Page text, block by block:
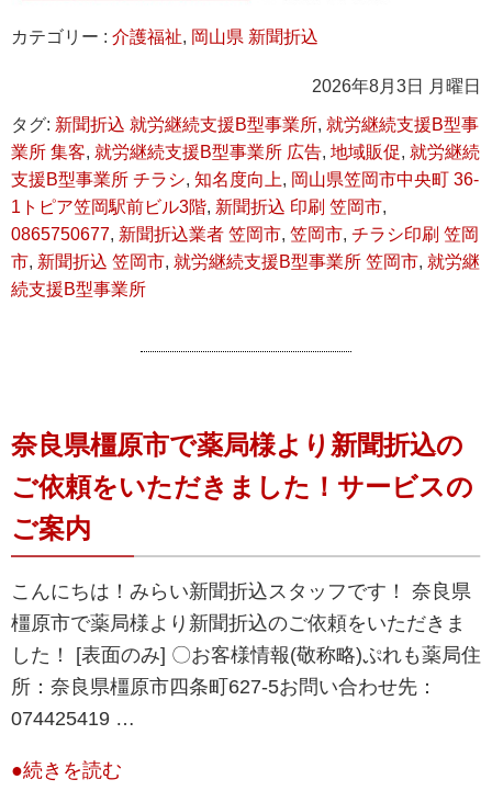
カテゴリー : 介護福祉, 岡山県 新聞折込
2026年8月3日 月曜日
タグ: 新聞折込 就労継続支援B型事業所, 就労継続支援B型事
業所 集客, 就労継続支援B型事業所 広告, 地域販促, 就労継続
支援B型事業所 チラシ, 知名度向上, 岡山県笠岡市中央町 36-
1トピア笠岡駅前ビル3階, 新聞折込 印刷 笠岡市,
0865750677, 新聞折込業者 笠岡市, 笠岡市, チラシ印刷 笠岡
市, 新聞折込 笠岡市, 就労継続支援B型事業所 笠岡市, 就労継
続支援B型事業所
奈良県橿原市で薬局様より新聞折込の
ご依頼をいただきました！サービスの
ご案内
こんにちは！みらい新聞折込スタッフです！ 奈良県
橿原市で薬局様より新聞折込のご依頼をいただきま
した！ [表面のみ] 〇お客様情報(敬称略)ぷれも薬局住
所：​​奈良県橿原市四条町627-5お問い合わせ先：
074425419 …
●続きを読む